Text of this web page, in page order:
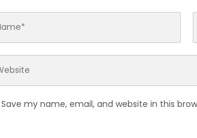
Save my name, email, and website in this